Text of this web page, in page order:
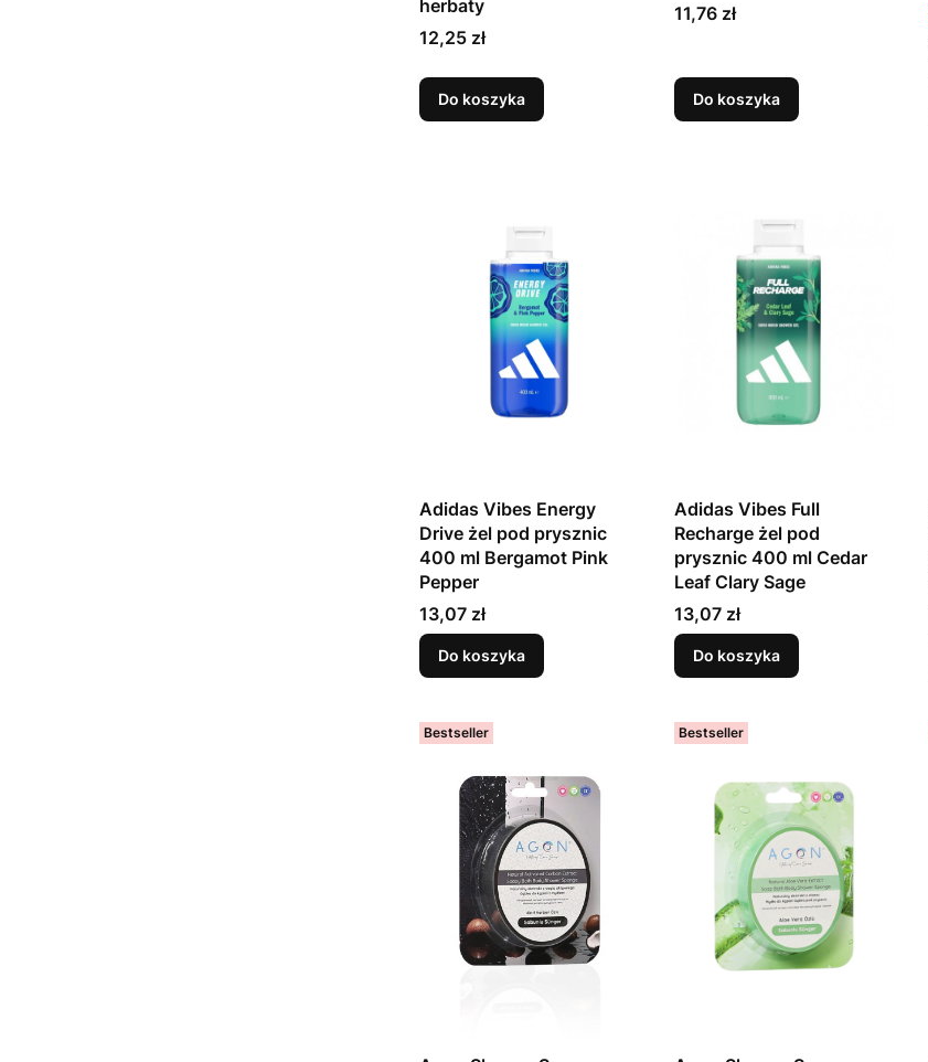
herbaty
Cena
12,25 zł
Do koszyka
Cena
11,76 zł
Do koszyka
Adidas Vibes Energy
Drive żel pod prysznic
400 ml Bergamot Pink
Pepper
Cena
13,07 zł
Do koszyka
Adidas Vibes Full
Recharge żel pod
prysznic 400 ml Cedar
Leaf Clary Sage
Cena
13,07 zł
Do koszyka
Bestseller Bestseller